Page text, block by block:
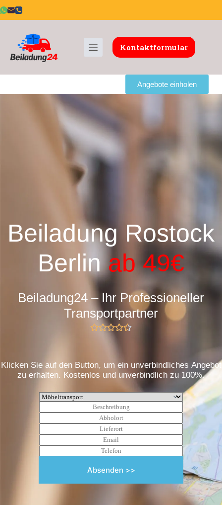
Kontaktformular
Angebote einholen
Beiladung Rostock
Berlin ab 49€
Beiladung24 – Ihr Professioneller
Transportpartner
Klicken Sie auf den Button, um ein unverbindliches Angebot
zu erhalten. Kostenlos und unverbindlich zu 100%.
Absenden >>